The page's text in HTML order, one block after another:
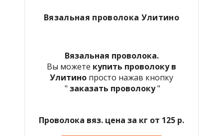
Вязальная проволока Улитино
Вязальная проволока.
Вы можете купить проволоку в
Улитино просто нажав кнопку
" заказать проволоку"
Проволока вяз. цена за кг от 125 р.